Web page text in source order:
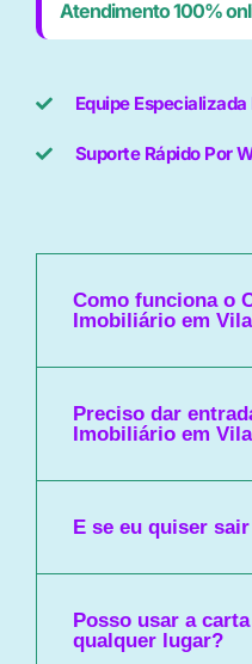
Atendimento 100%
Equipe
Suporte Rápido Por
Como funciona o
Imobiliário em
Preciso dar
Imobiliário em
E se eu quiser
Posso usar a
qualquer lugar?